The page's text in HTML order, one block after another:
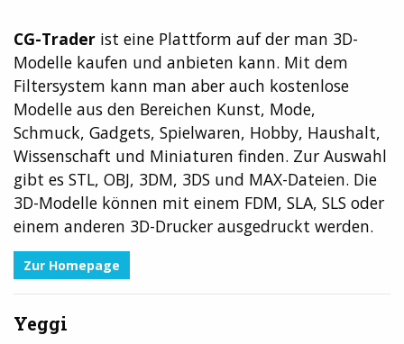
CG-Trader ist eine Plattform auf der man 3D-
Modelle kaufen und anbieten kann. Mit dem
Filtersystem kann man aber auch kostenlose
Modelle aus den Bereichen Kunst, Mode,
Schmuck, Gadgets, Spielwaren, Hobby, Haushalt,
Wissenschaft und Miniaturen finden. Zur Auswahl
gibt es STL, OBJ, 3DM, 3DS und MAX-Dateien. Die
3D-Modelle können mit einem FDM, SLA, SLS oder
einem anderen 3D-Drucker ausgedruckt werden.
Zur Homepage
Yeggi